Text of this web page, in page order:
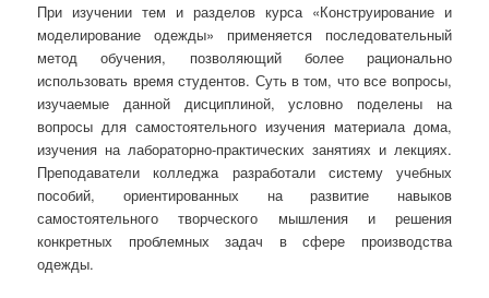
При изучении тем и разделов курса «Конструирование и
моделирование одежды» применяется последовательный
метод обучения, позволяющий более рационально
использовать время студентов. Суть в том, что все вопросы,
изучаемые данной дисциплиной, условно поделены на
вопросы для самостоятельного изучения материала дома,
изучения на лабораторно-практических занятиях и лекциях.
Преподаватели колледжа разработали систему учебных
пособий, ориентированных на развитие навыков
самостоятельного творческого мышления и решения
конкретных проблемных задач в сфере производства
одежды.